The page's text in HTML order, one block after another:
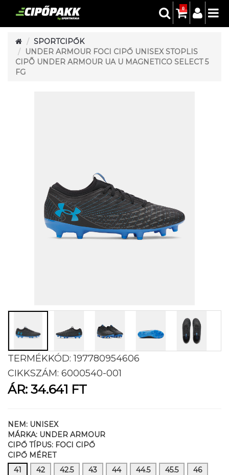
0
SPORTCIPŐK
UNDER ARMOUR FOCI CIPŐ UNISEX STOPLIS
CIPÕ UNDER ARMOUR UA U MAGNETICO SELECT 5
FG
TERMÉKKÓD:197780954606
CIKKSZÁM: 6000540-001
ÁR: 34.641 FT
NEM: UNISEX
MÁRKA: UNDER ARMOUR
CIPŐ TÍPUS: FOCI CIPŐ
CIPŐ MÉRET
41
42 42.5 43 44 44.5 45.5
46